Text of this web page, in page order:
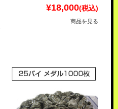
¥18,000(税込)
商品を見る